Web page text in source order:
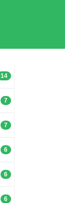
14
7
7
6
6
6